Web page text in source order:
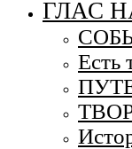
ГЛАС
Есть